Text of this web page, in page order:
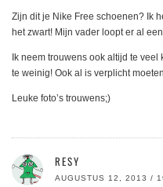
Zijn dit je Nike Free schoenen? Ik
het zwart! Mijn vader loopt er al
Ik neem trouwens ook altijd te
te weinig! Ook al is verplicht
Leuke foto’s trouwens;)
RESY
AUGUSTUS 12, 2013 /